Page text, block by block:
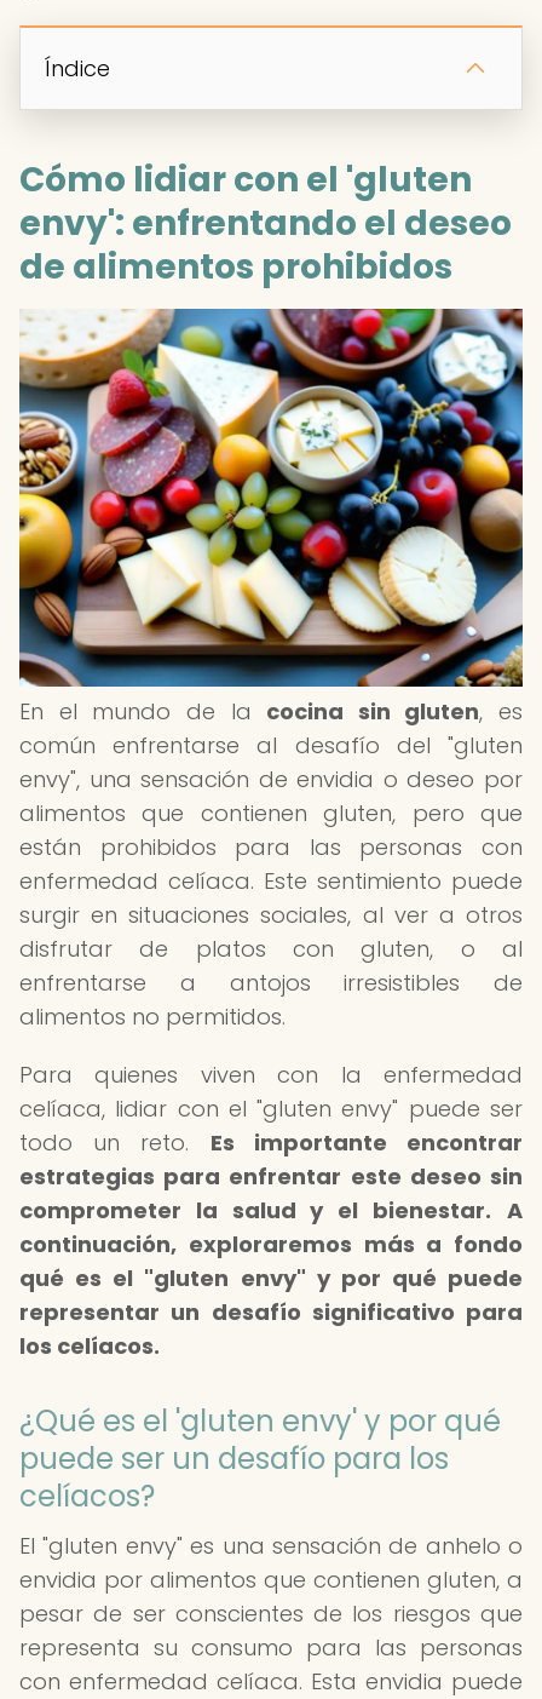
Índice
Cómo lidiar con el 'gluten
envy': enfrentando el deseo
de alimentos prohibidos
En el mundo de la cocina sin gluten, es
común enfrentarse al desafío del "gluten
envy", una sensación de envidia o deseo por
alimentos que contienen gluten, pero que
están prohibidos para las personas con
enfermedad celíaca. Este sentimiento puede
surgir en situaciones sociales, al ver a otros
disfrutar de platos con gluten, o al
enfrentarse a antojos irresistibles de
alimentos no permitidos.
Para quienes viven con la enfermedad
celíaca, lidiar con el "gluten envy" puede ser
todo un reto. Es importante encontrar
estrategias para enfrentar este deseo sin
comprometer la salud y el bienestar. A
continuación, exploraremos más a fondo
qué es el "gluten envy" y por qué puede
representar un desafío significativo para
los celíacos.
¿Qué es el 'gluten envy' y por qué
puede ser un desafío para los
celíacos?
El "gluten envy" es una sensación de anhelo o
envidia por alimentos que contienen gluten, a
pesar de ser conscientes de los riesgos que
representa su consumo para las personas
con enfermedad celíaca. Esta envidia puede